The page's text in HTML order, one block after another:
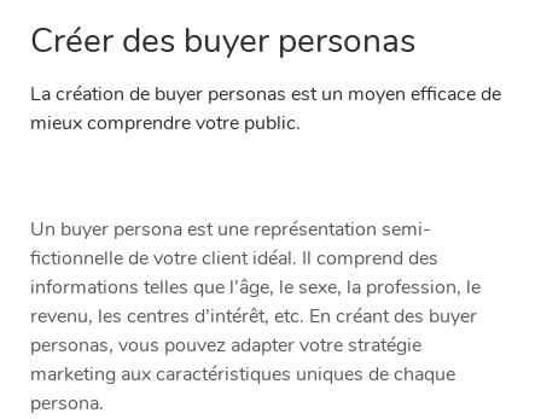
Créer des buyer personas
La création de buyer personas est un moyen efficace de
mieux comprendre votre public.
Un buyer persona est une représentation semi-
fictionnelle de votre client idéal. Il comprend des
informations telles que l’âge, le sexe, la profession, le
revenu, les centres d’intérêt, etc. En créant des buyer
personas, vous pouvez adapter votre stratégie
marketing aux caractéristiques uniques de chaque
persona.